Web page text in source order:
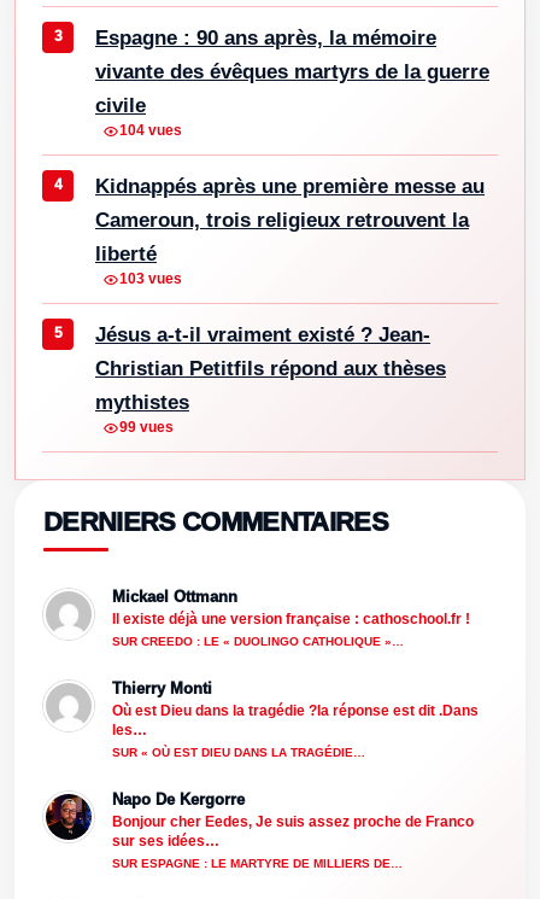
Espagne : 90 ans après, la mémoire
vivante des évêques martyrs de la guerre
civile
104 vues
Kidnappés après une première messe au
Cameroun, trois religieux retrouvent la
liberté
103 vues
Jésus a-t-il vraiment existé ? Jean-
Christian Petitfils répond aux thèses
mythistes
99 vues
DERNIERS COMMENTAIRES
Mickael Ottmann
Il existe déjà une version française : cathoschool.fr !
SUR CREEDO : LE « DUOLINGO CATHOLIQUE »…
Thierry Monti
Où est Dieu dans la tragédie ?la réponse est dit .Dans
les…
SUR « OÙ EST DIEU DANS LA TRAGÉDIE…
Napo De Kergorre
Bonjour cher Eedes, Je suis assez proche de Franco
sur ses idées…
SUR ESPAGNE : LE MARTYRE DE MILLIERS DE…